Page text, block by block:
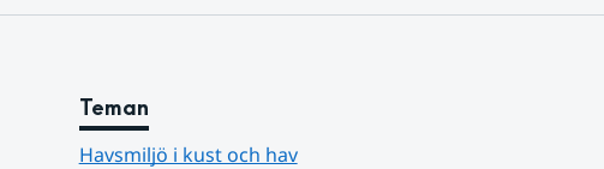
Teman
Havsmiljö i kust och hav